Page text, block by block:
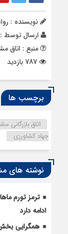
نویسنده :
ارسال توسط :
منبع : اتاق
برچسب ها
اتاق بازرگانی
جهاد کشاورزی
نوشته های
ترمز تورم
ادامه دارد
همگرایی